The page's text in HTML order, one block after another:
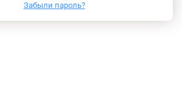
Забыли пароль?